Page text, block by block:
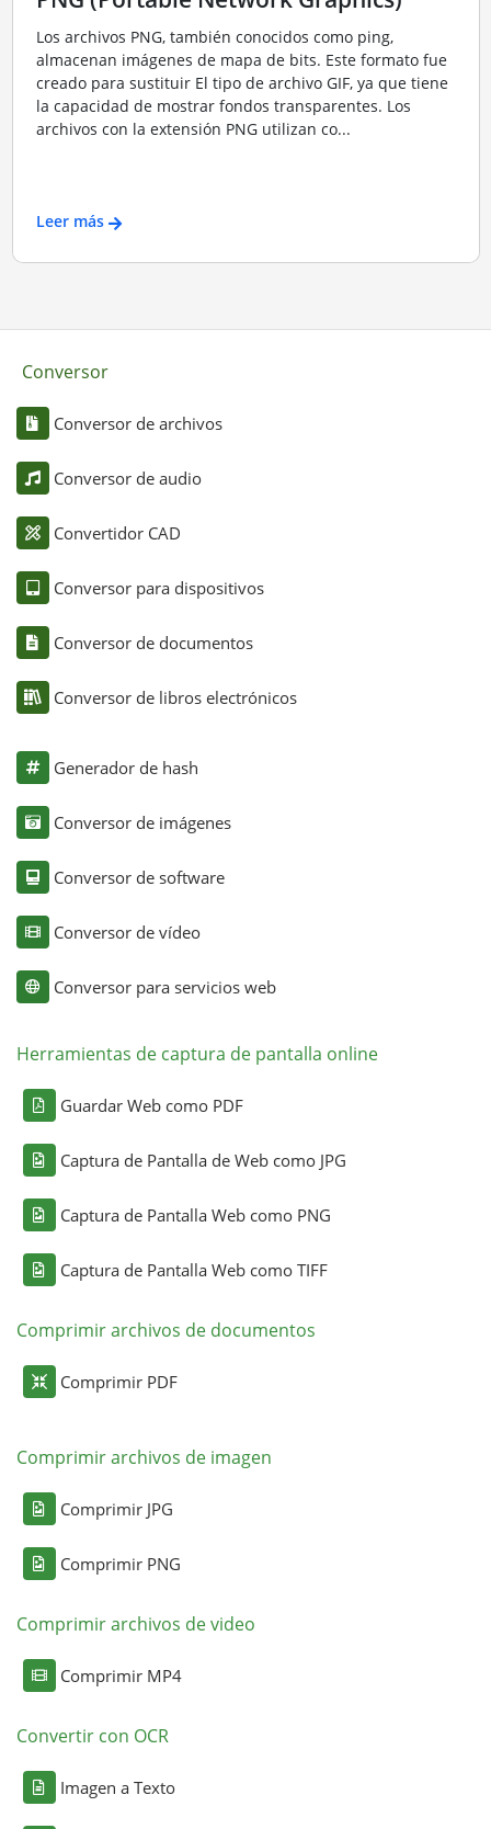
Los archivos PNG, también conocidos como ping,
almacenan imágenes de mapa de bits. Este formato fue
creado para sustituir El tipo de archivo GIF, ya que tiene
la capacidad de mostrar fondos transparentes. Los
archivos con la extensión PNG utilizan co...
Leer más
Conversor
Conversor de archivos
Conversor de audio
Convertidor CAD
Conversor para dispositivos
Conversor de documentos
Conversor de libros electrónicos
Generador de hash
Conversor de imágenes
Conversor de software
Conversor de vídeo
Conversor para servicios web
Herramientas de captura de pantalla online
Guardar Web como PDF
Captura de Pantalla de Web como JPG
Captura de Pantalla Web como PNG
Captura de Pantalla Web como TIFF
Comprimir archivos de documentos
Comprimir PDF
Comprimir archivos de imagen
Comprimir JPG
Comprimir PNG
Comprimir archivos de video
Comprimir MP4
Convertir con OCR
Imagen a Texto